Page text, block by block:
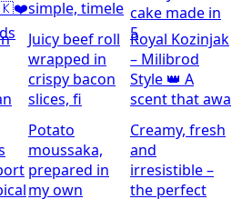
simple, timele cake made in
5
Juicy beef roll
wrapped in
crispy bacon
slices, fi
Royal Kozinjak
– Milibrod
Style 👑 A
scent that awa
Potato
moussaka,
prepared in
my own
Creamy, fresh
and
irresistible –
the perfect